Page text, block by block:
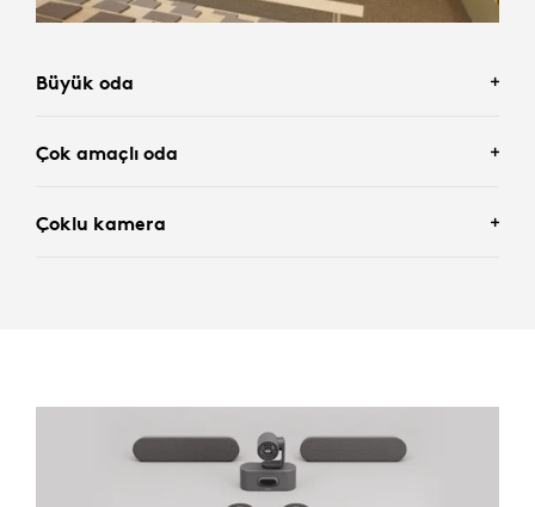
Büyük oda
Çok amaçlı oda
Çoklu kamera